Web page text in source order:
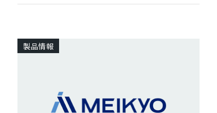
製品情報